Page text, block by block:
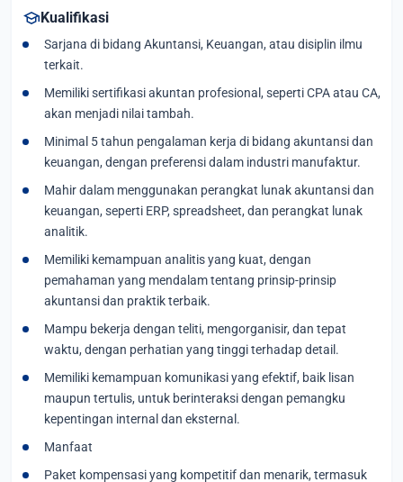
schoolKualifikasi
Sarjana di bidang Akuntansi, Keuangan, atau disiplin ilmu
terkait.
Memiliki sertifikasi akuntan profesional, seperti CPA atau CA,
akan menjadi nilai tambah.
Minimal 5 tahun pengalaman kerja di bidang akuntansi dan
keuangan, dengan preferensi dalam industri manufaktur.
Mahir dalam menggunakan perangkat lunak akuntansi dan
keuangan, seperti ERP, spreadsheet, dan perangkat lunak
analitik.
Memiliki kemampuan analitis yang kuat, dengan
pemahaman yang mendalam tentang prinsip-prinsip
akuntansi dan praktik terbaik.
Mampu bekerja dengan teliti, mengorganisir, dan tepat
waktu, dengan perhatian yang tinggi terhadap detail.
Memiliki kemampuan komunikasi yang efektif, baik lisan
maupun tertulis, untuk berinteraksi dengan pemangku
kepentingan internal dan eksternal.
Manfaat
Paket kompensasi yang kompetitif dan menarik, termasuk